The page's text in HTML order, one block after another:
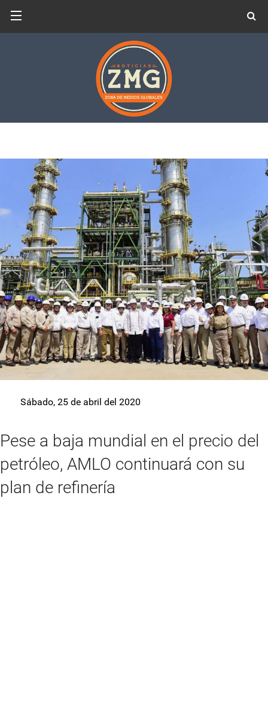
Sábado, 25 de abril del 2020
Pese a baja mundial en el precio del
petróleo, AMLO continuará con su
plan de refinería